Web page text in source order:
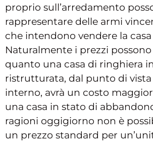
proprio sull’arredamento
rappresentare delle armi
che intendono vendere la
Naturalmente i prezzi
quanto una casa di ringhiera
ristrutturata, dal punto di
interno, avrà un costo
una casa in stato di
ragioni oggigiorno non è
un prezzo standard per